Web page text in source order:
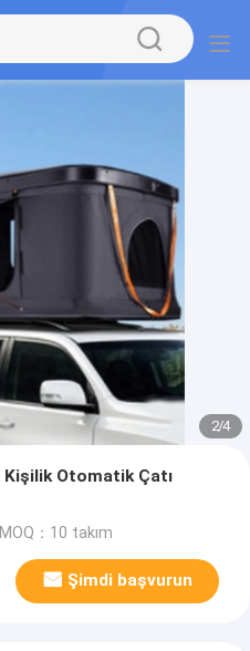
2/4
Kişilik Otomatik Çatı
MOQ：10 takım
Şimdi başvurun